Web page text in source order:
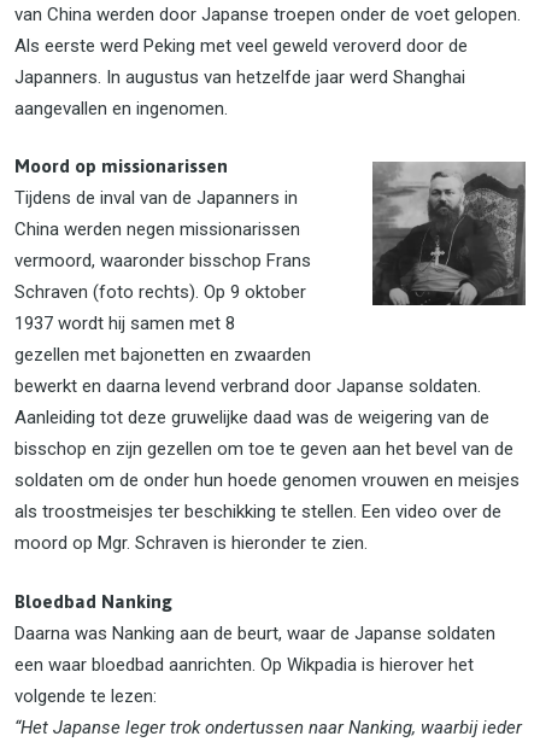
van China werden door Japanse troepen onder de voet gelopen.
Als eerste werd Peking met veel geweld veroverd door de
Japanners. In augustus van hetzelfde jaar werd Shanghai
aangevallen en ingenomen.
Moord op missionarissen
Tijdens de inval van de Japanners in
China werden negen missionarissen
vermoord, waaronder bisschop Frans
Schraven (foto rechts). Op 9 oktober
1937 wordt hij samen met 8
gezellen met bajonetten en zwaarden
bewerkt en daarna levend verbrand door Japanse soldaten.
Aanleiding tot deze gruwelijke daad was de weigering van de
bisschop en zijn gezellen om toe te geven aan het bevel van de
soldaten om de onder hun hoede genomen vrouwen en meisjes
als troostmeisjes ter beschikking te stellen. Een video over de
moord op Mgr. Schraven is hieronder te zien.
Bloedbad Nanking
Daarna was Nanking aan de beurt, waar de Japanse soldaten
een waar bloedbad aanrichten. Op Wikpadia is hierover het
volgende te lezen:
“Het Japanse leger trok ondertussen naar Nanking, waarbij ieder